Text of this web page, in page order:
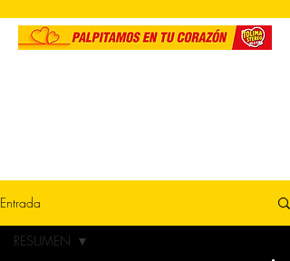
Entrada
RESUMEN